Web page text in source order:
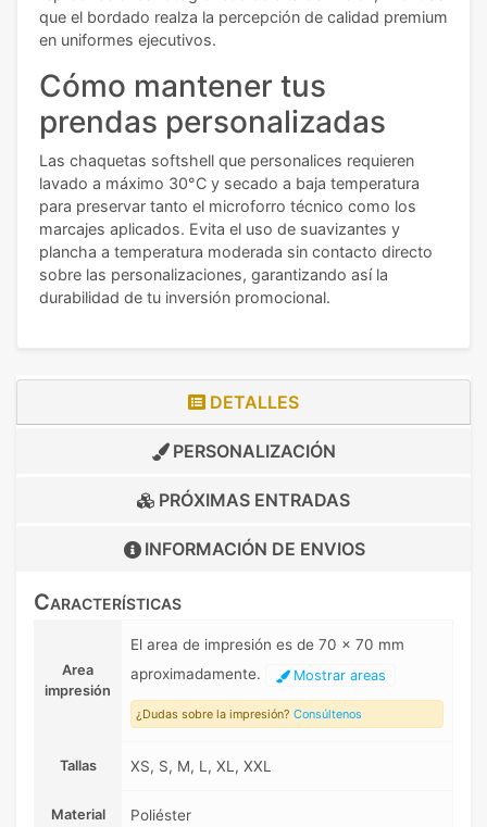
que el bordado realza la percepción de calidad premium
en uniformes ejecutivos.
Cómo mantener tus
prendas personalizadas
Las chaquetas softshell que personalices requieren
lavado a máximo 30°C y secado a baja temperatura
para preservar tanto el microforro técnico como los
marcajes aplicados. Evita el uso de suavizantes y
plancha a temperatura moderada sin contacto directo
sobre las personalizaciones, garantizando así la
durabilidad de tu inversión promocional.
DETALLES
PERSONALIZACIÓN
PRÓXIMAS ENTRADAS
INFORMACIÓN DE ENVIOS
Características
Area
impresión
El area de impresión es de 70 x 70 mm
aproximadamente.
Mostrar areas
¿Dudas sobre la impresión? Consúltenos
Tallas XS, S, M, L, XL, XXL
Material Poliéster